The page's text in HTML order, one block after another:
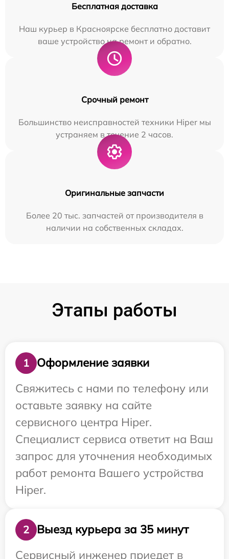
Бесплатная доставка
Наш курьер в Красноярске бесплатно доставит
ваше устройство на ремонт и обратно.
Срочный ремонт
Большинство неисправностей техники Hiper мы
устраняем в течение 2 часов.
Оригинальные запчасти
Более 20 тыс. запчастей от производителя в
наличии на собственных складах.
Этапы работы
1
Оформление заявки
Свяжитесь с нами по телефону или
оставьте заявку на сайте
сервисного центра Hiper.
Специалист сервиса ответит на Ваш
запрос для уточнения необходимых
работ ремонта Вашего устройства
Hiper.
2
Выезд курьера за 35 минут
Сервисный инженер приедет в